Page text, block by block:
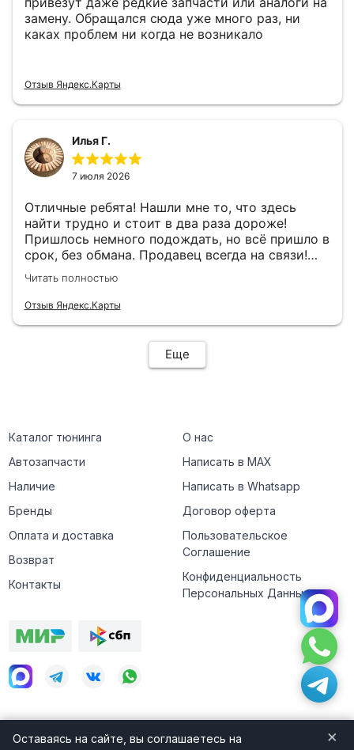
Оставаясь на сайте, вы соглашаетесь на
×
замену. Обращался сюда уже много раз, ни
каках проблем ни когда не возникало
Отзыв Яндекс.Карты
Илья Г.
7 июля 2026
Отличные ребята! Нашли мне то, что здесь
найти трудно и стоит в два раза дороже!
Пришлось немного подождать, но всё пришло в
срок, без обмана. Продавец всегда на связи!
Буду ещё обращаться! 👍
Читать полностью
Отзыв Яндекс.Карты
Еще
Каталог тюнинга
Автозапчасти
Наличие
Бренды
Оплата и доставка
Возврат
Контакты
О нас
Написать в MAX
Написать в Whatsapp
Договор оферта
Пользовательское
Соглашение
Конфиденциальность
Персональных Данных